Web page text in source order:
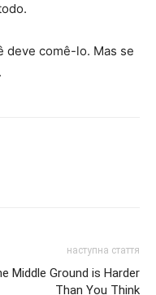
deve comê-lo. Mas se
наступна стаття
Middle Ground is Harder
Than You Think